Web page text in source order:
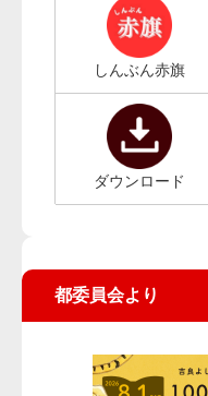
しんぶん赤旗
ダウンロード
都委員会より